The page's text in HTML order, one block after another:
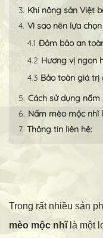
Khi nông sản Việt
Vì sao nên lựa
Đảm bảo an
Hương vị ngon
Bảo toàn giá trị
Cách sử dụng
Nấm mèo mộc nhĩ
Thông tin liên hệ:
Trong rất nhiều sản
mèo mộc nhĩlà một